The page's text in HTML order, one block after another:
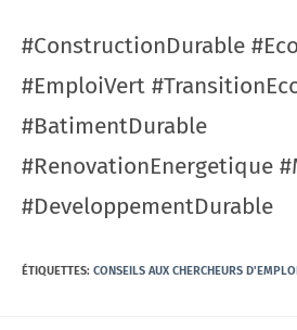
#ConstructionDurable
#EmploiVert
#BatimentDurable
#RenovationEnergetique
#DeveloppementDurable
ÉTIQUETTES: CONSEILS AUX CHERCHEURS